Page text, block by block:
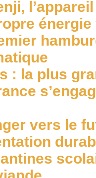
: la plus
vers le